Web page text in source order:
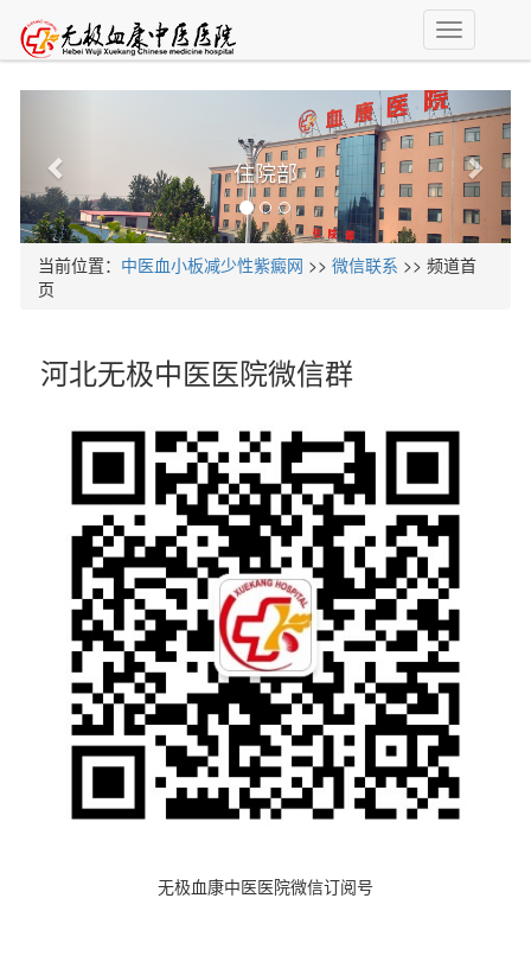
T
o
g
l
e
n
a
v
i
g
住院部
当前位置： 中医血小板减少性紫癜网 >>微信联系 >> 频道首
页
河北无极中医医院微信群
无极血康中医医院微信订阅号